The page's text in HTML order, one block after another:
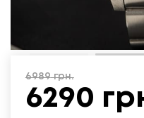
6989грн.
6290